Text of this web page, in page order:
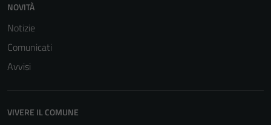
NOVITÀ
Notizie
Comunicati
Avvisi
VIVERE IL COMUNE